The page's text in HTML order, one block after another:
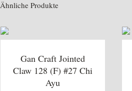
Ähnliche Produkte
Gan Craft Jointed
Claw 128 (F) #27 Chi
Ayu